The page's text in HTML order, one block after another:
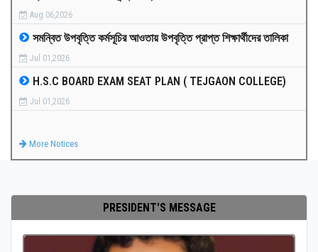
PAYMENT
CO-CURRICULUM
RESULTS
Aug 06,2026
সমন্বিত উপবৃত্তি কর্মসূচির আওতায় উপবৃত্তি প্রাপ্ত শিক্ষার্থীদের তালিকা
Jul 01,2026
H.S.C BOARD EXAM SEAT PLAN ( TEJGAON COLLEGE)
Jul 01,2026
More Notices
PRESIDENT'S MESSAGE